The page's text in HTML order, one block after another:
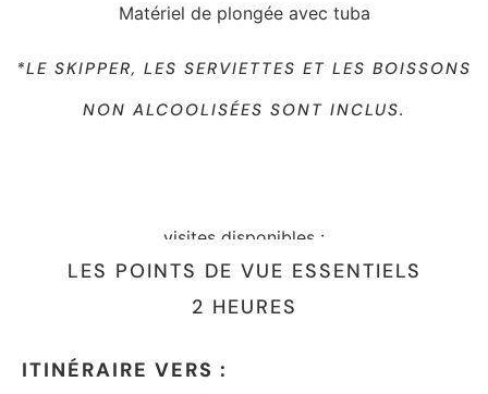
Matériel de plongée avec tuba
*LE SKIPPER, LES SERVIETTES ET LES BOISSONS
NON ALCOOLISÉES SONT INCLUS.
visites disponibles :
LES POINTS DE VUE ESSENTIELS
2 HEURES
ITINÉRAIRE VERS :